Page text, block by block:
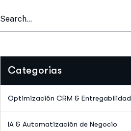
Categorias
Optimización CRM & Entregabilidad
IA & Automatización de Negocio